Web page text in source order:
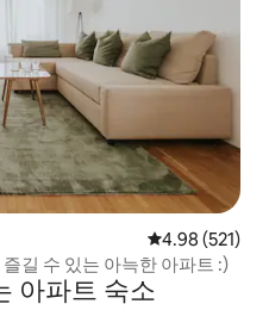
평점 4.98점(5
4.98 (521)
길 수 있는 아늑한 아파트 :)
아파트 숙소